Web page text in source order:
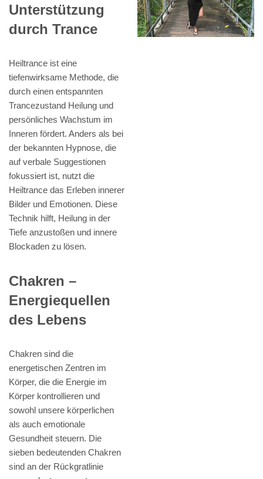
Unterstützung
durch Trance
Heiltrance ist eine
tiefenwirksame Methode, die
durch einen entspannten
Trancezustand Heilung und
persönliches Wachstum im
Inneren fördert. Anders als bei
der bekannten Hypnose, die
auf verbale Suggestionen
fokussiert ist, nutzt die
Heiltrance das Erleben innerer
Bilder und Emotionen. Diese
Technik hilft, Heilung in der
Tiefe anzustoßen und innere
Blockaden zu lösen.
Chakren –
Energiequellen
des Lebens
Chakren sind die
energetischen Zentren im
Körper, die die Energie im
Körper kontrollieren und
sowohl unsere körperlichen
als auch emotionale
Gesundheit steuern. Die
sieben bedeutenden Chakren
sind an der Rückgratlinie